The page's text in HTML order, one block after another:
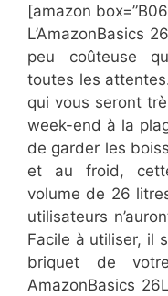
[amazon
​L’AmazonBasics
peu coûteuse
toutes les
qui vous seront
week-end à la
de garder les
et au froid,
volume de 26
utilisateurs
Facile à utiliser, il
briquet de
AmazonBasics